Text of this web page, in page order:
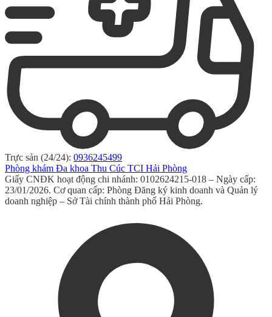
Trực sản (24/24): 0936245499
Phòng khám Đa khoa Thu Cúc TCI Hải Phòng
Giấy CNĐK hoạt động chi nhánh: 0102624215-018 – Ngày cấp:
23/01/2026. Cơ quan cấp: Phòng Đăng ký kinh doanh và Quản lý
doanh nghiệp – Sở Tài chính thành phố Hải Phòng.